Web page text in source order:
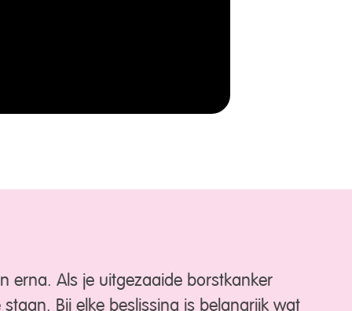
erna. Als je uitgezaaide borstkanker
Bij elke beslissing is belangrijk wat